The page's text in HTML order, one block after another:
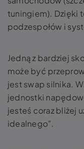
tuningiem). Dzięki
podzespołów i
Jedną z bardziej
może być
jest swap silnika.
jednostki
jesteś coraz bliżej
idealnego”.